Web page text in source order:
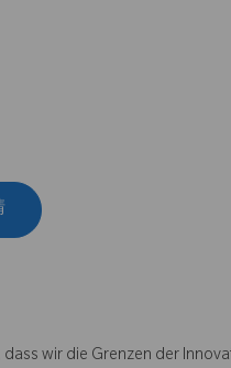
wir die Grenzen der